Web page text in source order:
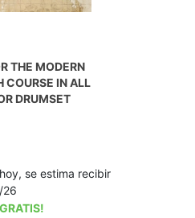
THE MODERN
COURSE IN ALL
DRUMSET
se estima recibir
26